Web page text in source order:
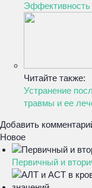
Эффективность
Читайте также:
Устранение
травмы и ее
Добавить
Новое
Первичный и